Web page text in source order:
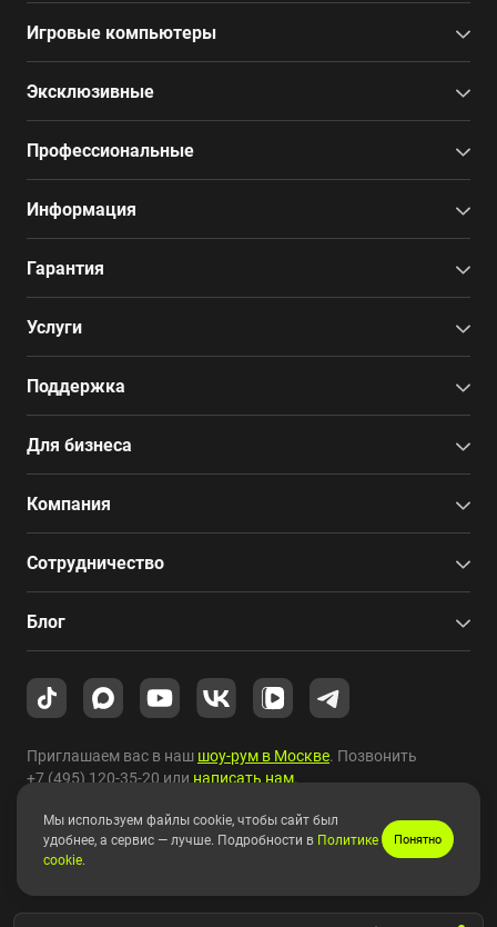
Игровые компьютеры
Эксклюзивные
Профессиональные
Информация
Гарантия
Услуги
Поддержка
Для бизнеса
Компания
Сотрудничество
Блог
Приглашаем вас в наш шоу-рум в Москве. Позвонить
+7 (495) 120-35-20илинаписать нам.
Copyright © 2010-2026 HYPERPC.
Мы используем файлы cookie, чтобы сайт был
удобнее, а сервис — лучше. Подробности в Политике
cookie.
Понятно